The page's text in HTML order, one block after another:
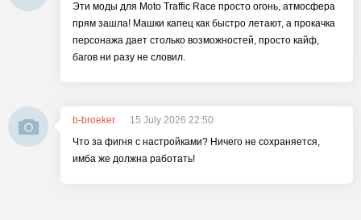
Эти моды для Moto Traffic Race просто огонь, атмосфера
прям зашла! Машки капец как быстро летают, а прокачка
персонажа дает столько возможностей, просто кайф,
багов ни разу не словил.
b-broeker
15 July 2026 22:50
Что за фигня с настройками? Ничего не сохраняется,
имба же должна работать!